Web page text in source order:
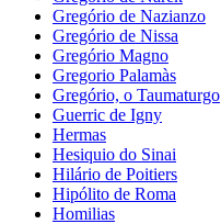
Gregório de Nazianzo
Gregório de Nissa
Gregório Magno
Gregorio Palamàs
Gregório, o Taumaturgo
Guerric de Igny
Hermas
Hesiquio do Sinai
Hilário de Poitiers
Hipólito de Roma
Homilias